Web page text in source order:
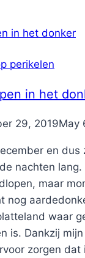
perikelen
in het
29, 2019May
en dus
nachten lang.
maar
nog
waar
is. Dankzij
zorgen dat